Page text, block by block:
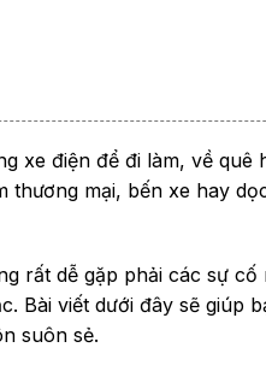
xe điện để đi làm, về quê
thương mại, bến xe hay
rất dễ gặp phải các sự cố
Bài viết dưới đây sẽ giúp
suôn sẻ.